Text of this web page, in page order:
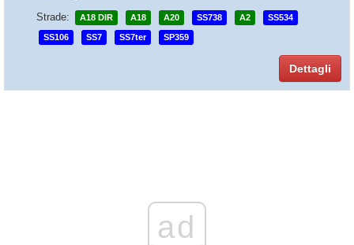
Strade:
A18 DIR A18 A20 SS738 A2 SS534
SS106 SS7 SS7ter SP359
Dettagli
ad